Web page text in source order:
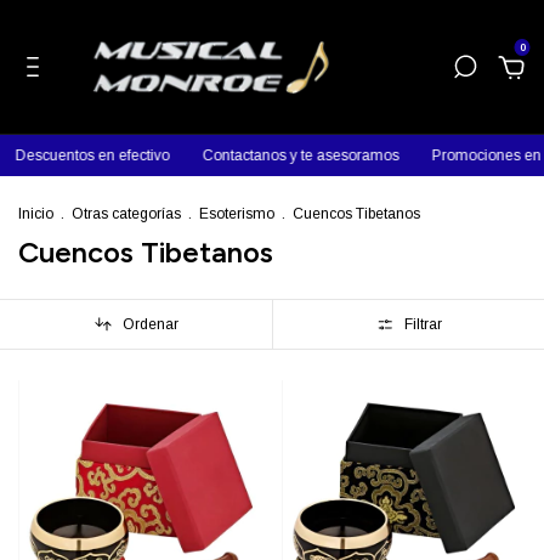
0
Descuentos en efectivo Contactanos y te asesoramos Promociones en
Inicio . Otras categorías . Esoterismo . Cuencos Tibetanos
Cuencos Tibetanos
Ordenar Filtrar